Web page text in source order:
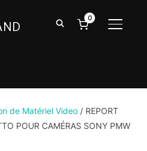
0
de Matériel Video/ REPORT
POUR CAMÉRAS SONY PMW